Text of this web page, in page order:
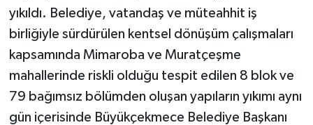
yıkıldı. Belediye, vatandaş ve müteahhit iş
birliğiyle sürdürülen kentsel dönüşüm çalışmaları
kapsamında Mimaroba ve Muratçeşme
mahallerinde riskli olduğu tespit edilen 8 blok ve
79 bağımsız bölümden oluşan yapıların yıkımı aynı
gün içerisinde Büyükçekmece Belediye Başkanı